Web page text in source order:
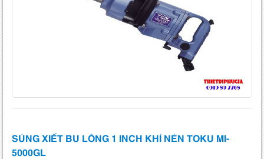
SÚNG XIẾT BU LÔNG 1 INCH KHÍ NÉN TOKU MI-
5000GL